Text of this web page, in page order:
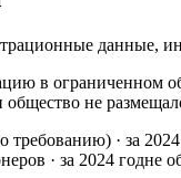
данные,
в ограниченном
не
требованию) · за
· за 2024 годне